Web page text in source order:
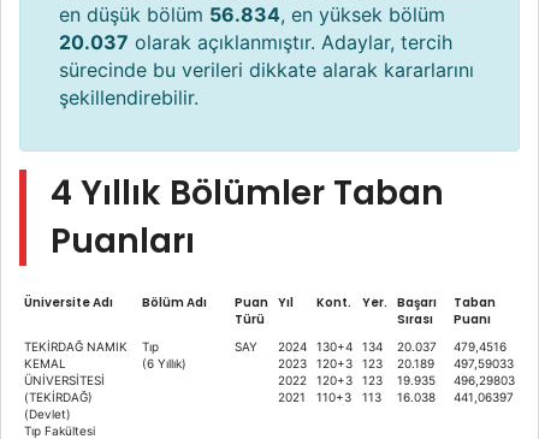
en düşük bölüm 56.834, en yüksek bölüm
20.037 olarak açıklanmıştır. Adaylar, tercih
sürecinde bu verileri dikkate alarak kararlarını
şekillendirebilir.
4 Yıllık Bölümler Taban
Puanları
Üniversite Adı Bölüm Adı
Puan
Türü
Yıl Kont. Yer. Başarı
Sırası
Taban
Puanı
TEKİRDAĞ NAMIK
KEMAL
ÜNİVERSİTESİ
(TEKİRDAĞ)
(Devlet)
Tıp Fakültesi
Tıp
(6 Yıllık)
SAY
2024
2023
2022
2021
130+4
120+3
120+3
110+3
134
123
123
113
20.037
20.189
19.935
16.038
479,4516
497,59033
496,29803
441,06397